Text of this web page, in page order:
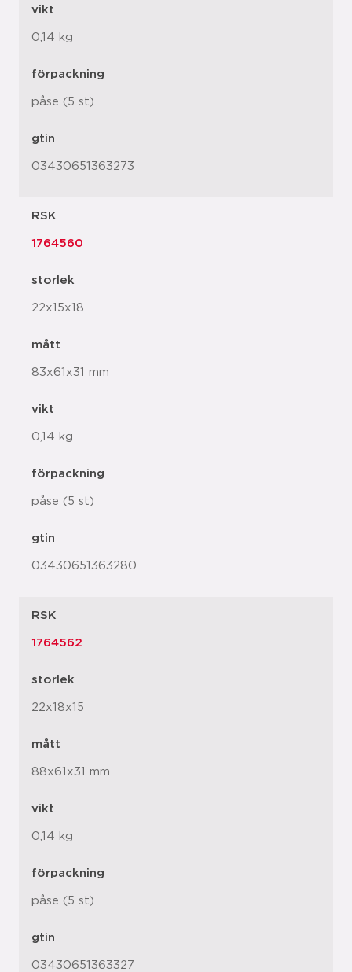
vikt
0,14 kg
förpackning
påse (5 st)
gtin
03430651363273
RSK
1764560
storlek
22x15x18
mått
83x61x31 mm
vikt
0,14 kg
förpackning
påse (5 st)
gtin
03430651363280
RSK
1764562
storlek
22x18x15
mått
88x61x31 mm
vikt
0,14 kg
förpackning
påse (5 st)
gtin
03430651363327